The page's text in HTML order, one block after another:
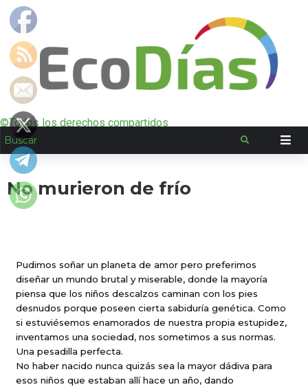
©Todos los derechos compartidos
No murieron de frío
Pudimos soñar un planeta de amor pero preferimos
diseñar un mundo brutal y miserable, donde la mayoría
piensa que los niños descalzos caminan con los pies
desnudos porque poseen cierta sabiduría genética. Como
si estuviésemos enamorados de nuestra propia estupidez,
inventamos una sociedad, nos sometimos a sus normas.
Una pesadilla perfecta.
No haber nacido nunca quizás sea la mayor dádiva para
esos niños que estaban allí hace un año, dando